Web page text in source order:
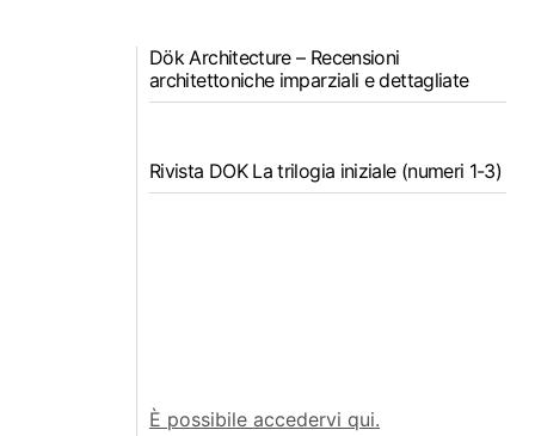
Dök Architecture – Recensioni
architettoniche imparziali e dettagliate
Rivista DOK La trilogia iniziale (numeri 1-3)
È possibile accedervi qui.